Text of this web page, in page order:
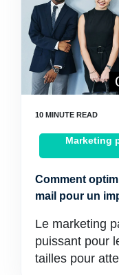
Marketing
Comment
mail pour un
Le marketing
puissant pour
tailles pour